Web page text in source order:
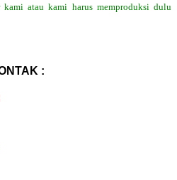
atau kami harus memproduksi dulu
: